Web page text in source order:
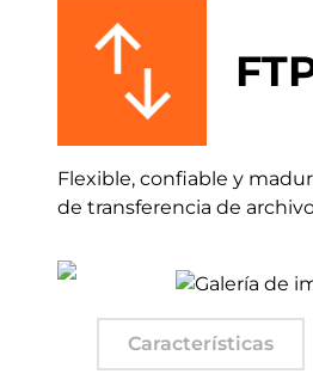
Flexible, confiable y
de transferencia de
Características